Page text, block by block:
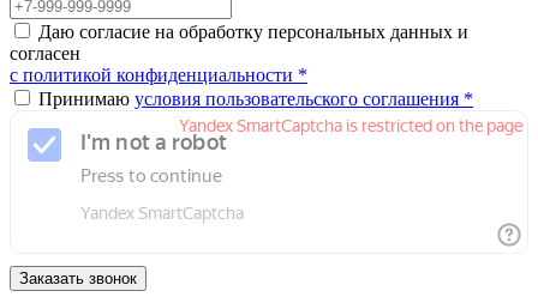
Даю согласие на обработку персональных данных и
согласен
с политикой конфиденциальности *
Принимаю условия пользовательского соглашения *
Заказать звонок